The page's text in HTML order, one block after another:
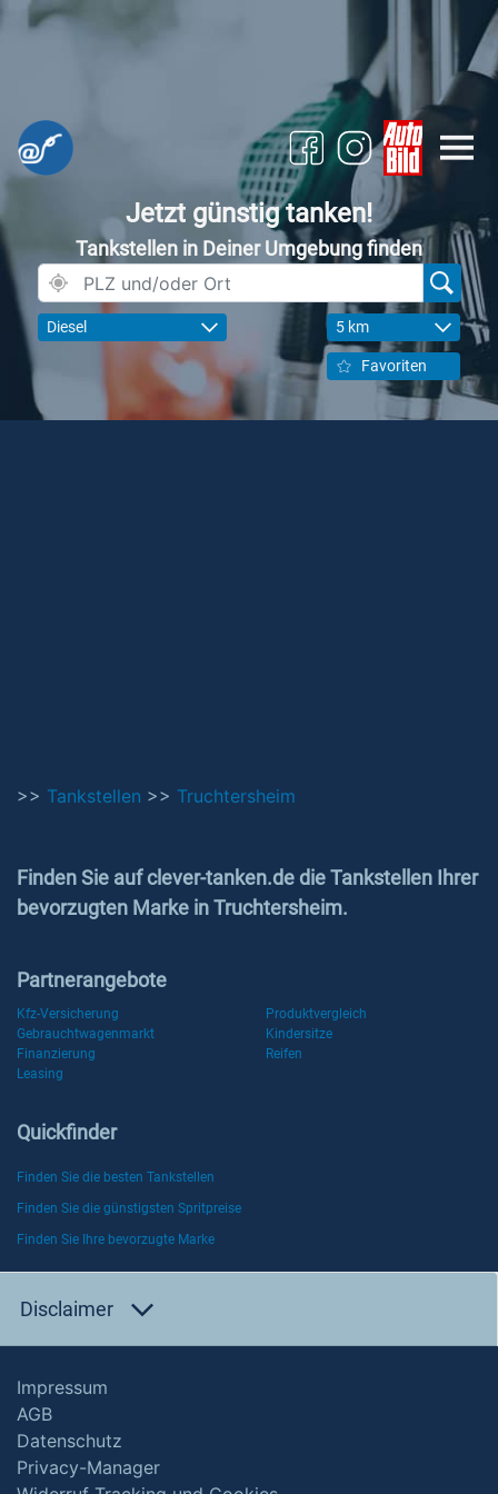
Jetzt günstig tanken!
Tankstellen in Deiner Umgebung finden
Diesel 5 km
Favoriten
>> Tankstellen >> Truchtersheim
Finden Sie auf clever-tanken.de die Tankstellen Ihrer
bevorzugten Marke in Truchtersheim.
Partnerangebote
Kfz-Versicherung
Produktvergleich
Gebrauchtwagenmarkt
Kindersitze
Finanzierung
Reifen
Leasing
Quickfinder
Finden Sie die besten Tankstellen
Finden Sie die günstigsten Spritpreise
Finden Sie Ihre bevorzugte Marke
Disclaimer
Impressum
AGB
Datenschutz
Privacy-Manager